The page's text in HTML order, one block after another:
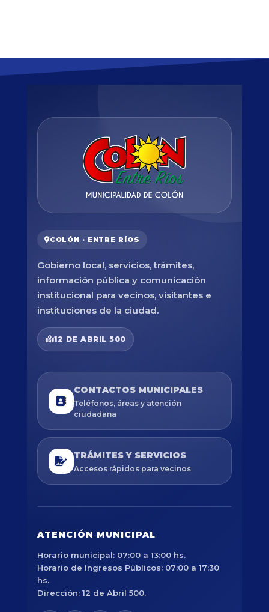
COLÓN · ENTRE RÍOS
Gobierno local, servicios, trámites,
información pública y comunicación
institucional para vecinos, visitantes e
instituciones de la ciudad.
12 DE ABRIL 500
CONTACTOS MUNICIPALES
Teléfonos, áreas y atención
ciudadana
TRÁMITES Y SERVICIOS
Accesos rápidos para vecinos
ATENCIÓN MUNICIPAL
Horario municipal: 07:00 a 13:00 hs.
Horario de Ingresos Públicos: 07:00 a 17:30
hs.
Dirección: 12 de Abril 500.